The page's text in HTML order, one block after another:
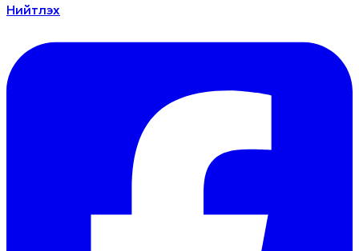
Нийтлэх